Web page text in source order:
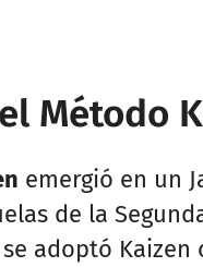
Método
emergió en un
de la
adoptó